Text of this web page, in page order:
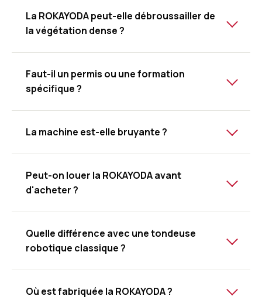
La ROKAYODA peut-elle débroussailler de
la végétation dense ?
Faut-il un permis ou une formation
spécifique ?
La machine est-elle bruyante ?
Peut-on louer la ROKAYODA avant
d'acheter ?
Quelle différence avec une tondeuse
robotique classique ?
Où est fabriquée la ROKAYODA ?